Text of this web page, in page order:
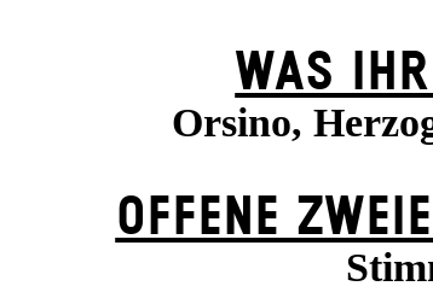
WAS
Orsino,
OFFENE